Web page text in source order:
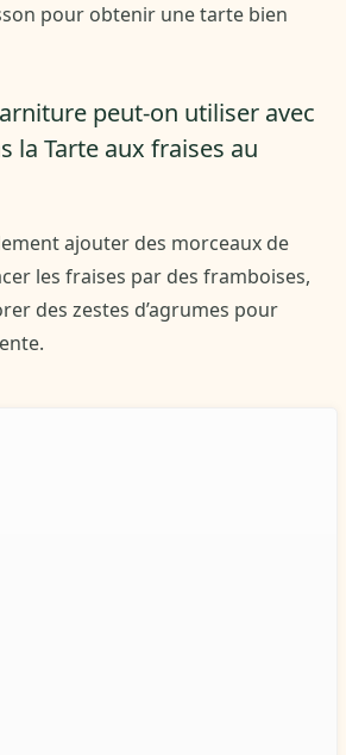
pour obtenir une tarte bien
peut-on utiliser avec
la Tarte aux fraises au
ajouter des morceaux de
les fraises par des framboises,
des zestes d’agrumes pour